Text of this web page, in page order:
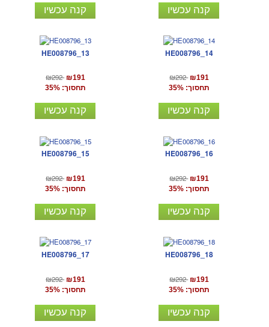
קנה עכשיו קנה עכשיו
HE008796_13
₪292 ₪191
תחסוך: 35%
קנה עכשיו
HE008796_14
₪292 ₪191
תחסוך: 35%
קנה עכשיו
HE008796_15
₪292 ₪191
תחסוך: 35%
קנה עכשיו
HE008796_16
₪292 ₪191
תחסוך: 35%
קנה עכשיו
HE008796_17
₪292 ₪191
תחסוך: 35%
קנה עכשיו
HE008796_18
₪292 ₪191
תחסוך: 35%
קנה עכשיו